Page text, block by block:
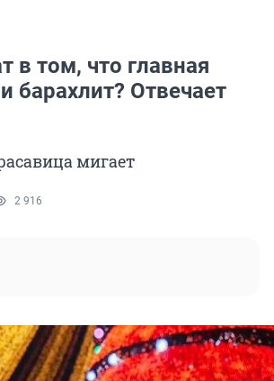
в том, что главная
барахлит? Отвечает
мигает
2 916